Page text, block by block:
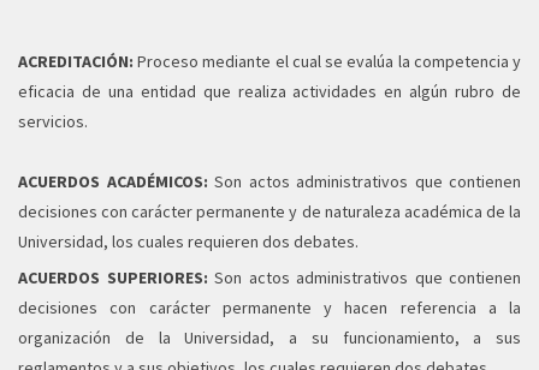
ACREDITACIÓN:Proceso mediante el cual se evalúa la competencia y
eficacia de una entidad que realiza actividades en algún rubro de
servicios.
ACUERDOS ACADÉMICOS: Son actos administrativos que contienen
decisiones con carácter permanente y de naturaleza académica de la
Universidad, los cuales requieren dos debates.
ACUERDOS SUPERIORES: Son actos administrativos que contienen
decisiones con carácter permanente y hacen referencia a la
organización de la Universidad, a su funcionamiento, a sus